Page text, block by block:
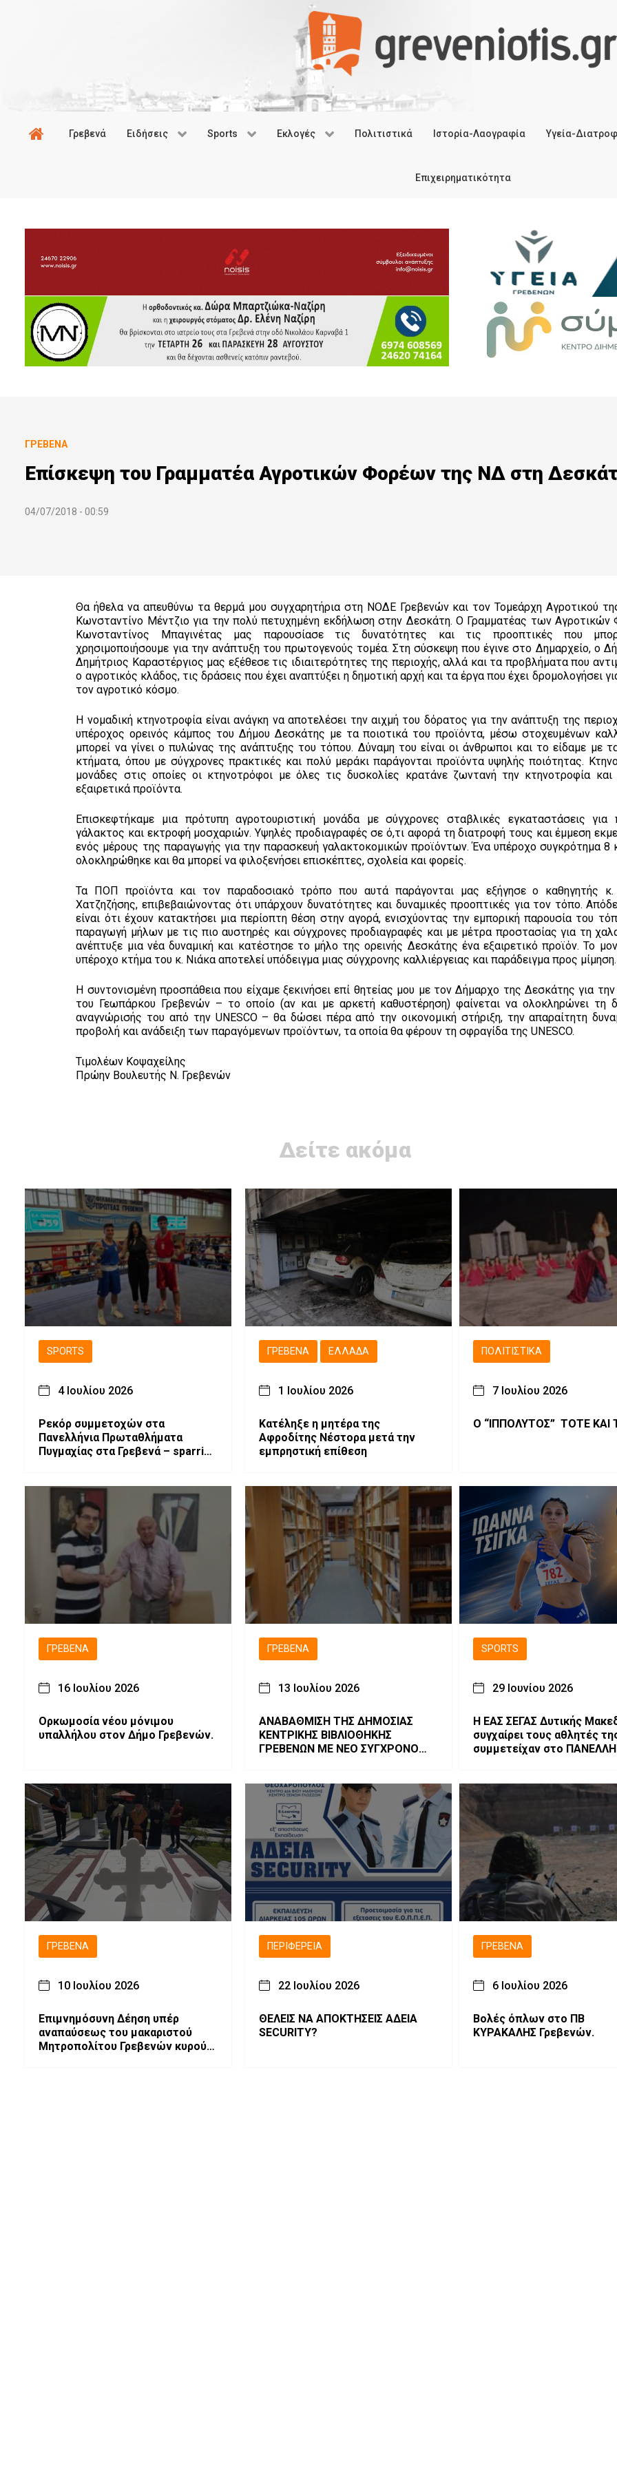
Γρεβενά Ειδήσεις Sports Εκλογές Πολιτιστικά Ιστορία-Λαογραφία Υγεία-
Επιχειρηματικότητα
ΓΡΕΒΕΝΆ
Επίσκεψη του Γραμματέα Αγροτικών Φορέων της ΝΔ στη
04/07/2018 - 00:59
Θα ήθελα να απευθύνω τα θερμά μου συγχαρητήρια στη ΝΟΔΕ Γρεβενών και τον Τομεάρχη Αγροτικού
Κωνσταντίνο Μέντζιο για την πολύ πετυχημένη εκδήλωση στην Δεσκάτη. Ο Γραμματέας των Αγροτικών
Κωνσταντίνος Μπαγινέτας μας παρουσίασε τις δυνατότητες και τις προοπτικές που
χρησιμοποιήσουμε για την ανάπτυξη του πρωτογενούς τομέα. Στη σύσκεψη που έγινε στο Δημαρχείο, ο
Δημήτριος Καραστέργιος μας εξέθεσε τις ιδιαιτερότητες της περιοχής, αλλά και τα προβλήματα που
ο αγροτικός κλάδος, τις δράσεις που έχει αναπτύξει η δημοτική αρχή και τα έργα που έχει δρομολογήσει
τον αγροτικό κόσμο.
Η νομαδική κτηνοτροφία είναι ανάγκη να αποτελέσει την αιχμή του δόρατος για την ανάπτυξη της
υπέροχος ορεινός κάμπος του Δήμου Δεσκάτης με τα ποιοτικά του προϊόντα, μέσω στοχευμένων
μπορεί να γίνει ο πυλώνας της ανάπτυξης του τόπου. Δύναμη του είναι οι άνθρωποι και το είδαμε με
κτήματα, όπου με σύγχρονες πρακτικές και πολύ μεράκι παράγονται προϊόντα υψηλής ποιότητας.
μονάδες στις οποίες οι κτηνοτρόφοι με όλες τις δυσκολίες κρατάνε ζωντανή την κτηνοτροφία και
εξαιρετικά προϊόντα.
Επισκεφτήκαμε μια πρότυπη αγροτουριστική μονάδα με σύγχρονες σταβλικές εγκαταστάσεις για
γάλακτος και εκτροφή μοσχαριών. Υψηλές προδιαγραφές σε ό,τι αφορά τη διατροφή τους και έμμεση
ενός μέρους της παραγωγής για την παρασκευή γαλακτοκομικών προϊόντων. Ένα υπέροχο συγκρότημα 8
ολοκληρώθηκε και θα μπορεί να φιλοξενήσει επισκέπτες, σχολεία και φορείς.
Τα ΠΟΠ προϊόντα και τον παραδοσιακό τρόπο που αυτά παράγονται μας εξήγησε ο καθηγητής
Χατζηζήσης, επιβεβαιώνοντας ότι υπάρχουν δυνατότητες και δυναμικές προοπτικές για τον τόπο.
είναι ότι έχουν κατακτήσει μια περίοπτη θέση στην αγορά, ενισχύοντας την εμπορική παρουσία του
παραγωγή μήλων με τις πιο αυστηρές και σύγχρονες προδιαγραφές και με μέτρα προστασίας για τη
ανέπτυξε μια νέα δυναμική και κατέστησε το μήλο της ορεινής Δεσκάτης ένα εξαιρετικό προϊόν. Το
υπέροχο κτήμα του κ. Νιάκα αποτελεί υπόδειγμα μιας σύγχρονης καλλιέργειας και παράδειγμα προς μίμηση.
Η συντονισμένη προσπάθεια που είχαμε ξεκινήσει επί θητείας μου με τον Δήμαρχο της Δεσκάτης για
του Γεωπάρκου Γρεβενών – το οποίο (αν και με αρκετή καθυστέρηση) φαίνεται να ολοκληρώνει τη
αναγνώρισής του από την UNESCO – θα δώσει πέρα από την οικονομική στήριξη, την απαραίτητη
προβολή και ανάδειξη των παραγόμενων προϊόντων, τα οποία θα φέρουν τη σφραγίδα της UNESCO.
Τιμολέων Κοψαχείλης
Πρώην Βουλευτής Ν. Γρεβενών
Δείτε ακόμα
SPORTS
4 Ιουλίου 2026
Ρεκόρ συμμετοχών στα
Πανελλήνια Πρωταθλήματα
Πυγμαχίας στα Γρεβενά – sparring
(βίντεο-φωτογραφίες)
ΓΡΕΒΕΝΆ ΕΛΛΆΔΑ
1 Ιουλίου 2026
Κατέληξε η μητέρα της
Αφροδίτης Νέστορα μετά την
εμπρηστική επίθεση
ΠΟΛΙΤΙΣΤΙΚΆ
7 Ιουλίου 2026
Ο “ΙΠΠΟΛΥΤΟΣ” ΤΟΤΕ
ΓΡΕΒΕΝΆ
16 Ιουλίου 2026
Ορκωμοσία νέου μόνιμου
υπαλλήλου στον Δήμο Γρεβενών.
ΓΡΕΒΕΝΆ
13 Ιουλίου 2026
ΑΝΑΒΑΘΜΙΣΗ ΤΗΣ ΔΗΜΟΣΙΑΣ
ΚΕΝΤΡΙΚΗΣ ΒΙΒΛΙΟΘΗΚΗΣ
ΓΡΕΒΕΝΩΝ ΜΕ ΝΕΟ ΣΥΓΧΡΟΝΟ
SPORTS
29 Ιουνίου 2026
Η ΕΑΣ ΣΕΓΑΣ Δυτικής
συγχαίρει τους αθλητές
συμμετείχαν στο
ΓΡΕΒΕΝΆ
10 Ιουλίου 2026
Επιμνημόσυνη Δέηση υπέρ
αναπαύσεως του μακαριστού
Μητροπολίτου Γρεβενών κυρού
ΠΕΡΙΦΈΡΕΙΑ
22 Ιουλίου 2026
ΘΕΛΕΙΣ ΝΑ ΑΠΟΚΤΗΣΕΙΣ ΑΔΕΙΑ
SECURITY?
ΓΡΕΒΕΝΆ
6 Ιουλίου 2026
Βολές όπλων στο ΠΒ
ΚΥΡΑΚΑΛΗΣ Γρεβενών.